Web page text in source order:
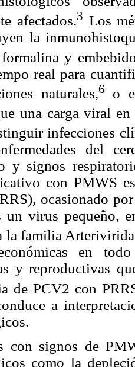
afectados.3 Los
la
y
real para
naturales,6
o
una carga viral
infecciones
del
y signos
con PMWS
ocasionado
un virus pequeño,
la familia
en
y reproductivas
de PCV2 con
a
con signos de
como la